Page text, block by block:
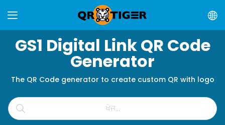
GS1 Digital Link QR Code
Generator
The QR Code generator to create custom QR with logo